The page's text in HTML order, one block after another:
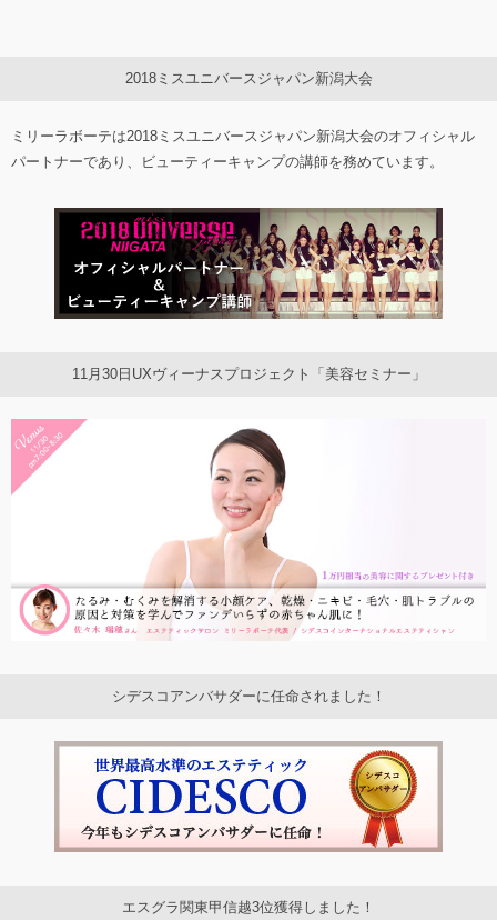
2018ミスユニバースジャパン新潟大会
ミリーラボーテは2018ミスユニバースジャパン新潟大会のオフィシャル
パートナーであり、ビューティーキャンプの講師を務めています。
11月30日UXヴィーナスプロジェクト「美容セミナー」
シデスコアンバサダーに任命されました！
エスグラ関東甲信越3位獲得しました！